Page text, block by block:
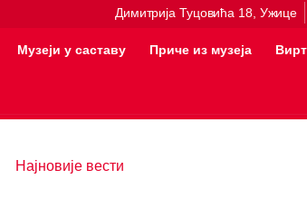
Димитрија Туцовића 18, Ужице
Музеји у саставу Приче из музеја
Најновије вести